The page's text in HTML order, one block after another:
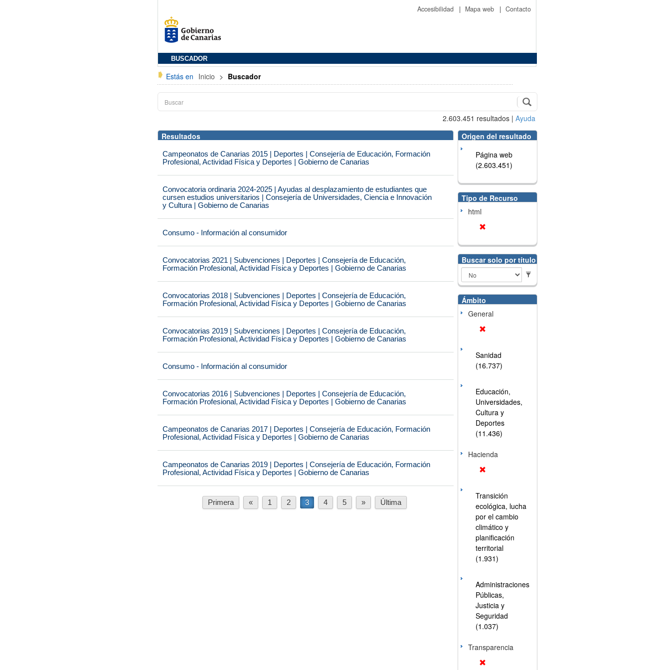
Accesibilidad | Mapa web | Contacto
BUSCADOR
Estás en Inicio > Buscador
2.603.451 resultados | Ayuda
Resultados
Campeonatos de Canarias 2015 | Deportes | Consejería de Educación, Formación
Profesional, Actividad Física y Deportes | Gobierno de Canarias
Convocatoria ordinaria 2024-2025 | Ayudas al desplazamiento de estudiantes que
cursen estudios universitarios | Consejería de Universidades, Ciencia e Innovación
y Cultura | Gobierno de Canarias
Consumo - Información al consumidor
Convocatorias 2021 | Subvenciones | Deportes | Consejería de Educación,
Formación Profesional, Actividad Física y Deportes | Gobierno de Canarias
Convocatorias 2018 | Subvenciones | Deportes | Consejería de Educación,
Formación Profesional, Actividad Física y Deportes | Gobierno de Canarias
Convocatorias 2019 | Subvenciones | Deportes | Consejería de Educación,
Formación Profesional, Actividad Física y Deportes | Gobierno de Canarias
Consumo - Información al consumidor
Convocatorias 2016 | Subvenciones | Deportes | Consejería de Educación,
Formación Profesional, Actividad Física y Deportes | Gobierno de Canarias
Campeonatos de Canarias 2017 | Deportes | Consejería de Educación, Formación
Profesional, Actividad Física y Deportes | Gobierno de Canarias
Campeonatos de Canarias 2019 | Deportes | Consejería de Educación, Formación
Profesional, Actividad Física y Deportes | Gobierno de Canarias
Primera « 1 2 3 4 5 » Última
Origen del resultado
Página web
(2.603.451)
Tipo de Recurso
html
Buscar solo por título
Ámbito
General
Sanidad
(16.737)
Educación,
Universidades,
Cultura y
Deportes
(11.436)
Hacienda
Transición
ecológica, lucha
por el cambio
climático y
planificación
territorial
(1.931)
Administraciones
Públicas,
Justicia y
Seguridad
(1.037)
Transparencia